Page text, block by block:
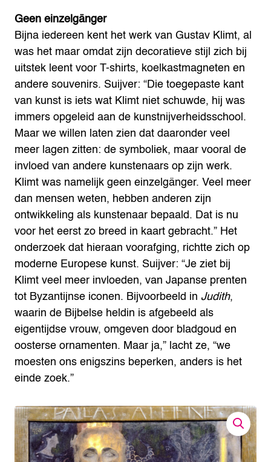
Geen einzelgänger
Bijna iedereen kent het werk van Gustav Klimt, al
was het maar omdat zijn decoratieve stijl zich bij
uitstek leent voor T-shirts, koelkastmagneten en
andere souvenirs. Suijver: “Die toegepaste kant
van kunst is iets wat Klimt niet schuwde, hij was
immers opgeleid aan de kunstnijverheidsschool.
Maar we willen laten zien dat daaronder veel
meer lagen zitten: de symboliek, maar vooral de
invloed van andere kunstenaars op zijn werk.
Klimt was namelijk geen einzelgänger. Veel meer
dan mensen weten, hebben anderen zijn
ontwikkeling als kunstenaar bepaald. Dat is nu
voor het eerst zo breed in kaart gebracht.” Het
onderzoek dat hieraan voorafging, richtte zich op
moderne Europese kunst. Suijver: “Je ziet bij
Klimt veel meer invloeden, van Japanse prenten
tot Byzantijnse iconen. Bijvoorbeeld in Judith,
waarin de Bijbelse heldin is afgebeeld als
eigentijdse vrouw, omgeven door bladgoud en
oosterse ornamenten. Maar ja,” lacht ze, “we
moesten ons enigszins beperken, anders is het
einde zoek.”